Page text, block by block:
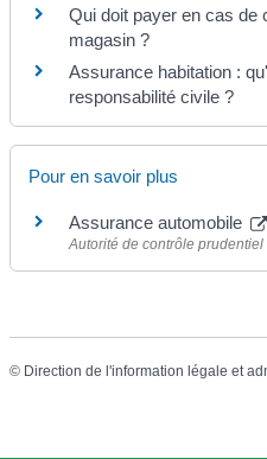
Qui doit payer en cas de
magasin ?
Assurance habitation :
responsabilité civile ?
Pour en savoir plus
Assurance automobile
Autorité de contrôle
© Direction de l'information légale et